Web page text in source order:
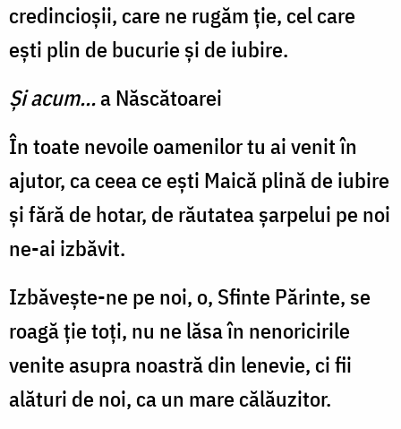
credincioșii, care ne rugăm ție, cel care
ești plin de bucurie și de iubire.
Și acum...a Născătoarei
În toate nevoile oamenilor tu ai venit în
ajutor, ca ceea ce ești Maică plină de iubire
și fără de hotar, de răutatea șarpelui pe noi
ne-ai izbăvit.
Izbăvește-ne pe noi, o, Sfinte Părinte, se
roagă ție toți, nu ne lăsa în nenoricirile
venite asupra noastră din lenevie, ci fii
alături de noi, ca un mare călăuzitor.